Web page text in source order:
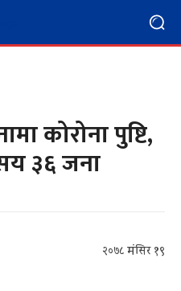
कोरोना पुष्टि,
३६ जना
२०७८ मंसिर १९